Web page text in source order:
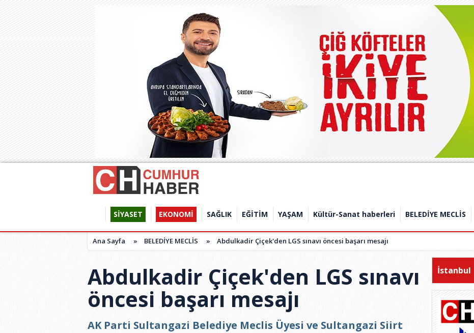
SİYASET EKONOMİ SAĞLIK EĞİTİM YAŞAM Kültür-Sanat haberleri BELEDİYE MECLİS
Ana Sayfa » BELEDİYE MECLİS » Abdulkadir Çiçek'den LGS sınavı öncesi başarı mesajı
Abdulkadir Çiçek'den LGS sınavı
öncesi başarı mesajı
AK Parti Sultangazi Belediye Meclis Üyesi ve Sultangazi Siirt
İstanbul